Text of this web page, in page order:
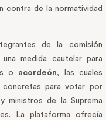
contra de la normatividad
de la comisión
medida cautelar para
o acordeón, las cuales
concretas para votar por
ministros de la Suprema
La plataforma ofrecía